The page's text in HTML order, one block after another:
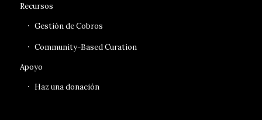
Recursos
Gestión de Cobros
Community-Based Curation
Apoyo
Haz una donación